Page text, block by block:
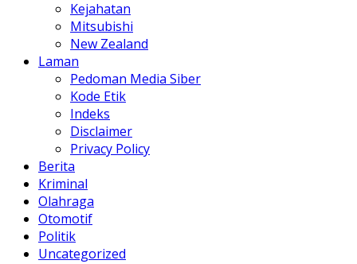
Kejahatan
Mitsubishi
New Zealand
Laman
Pedoman Media Siber
Kode Etik
Indeks
Disclaimer
Privacy Policy
Berita
Kriminal
Olahraga
Otomotif
Politik
Uncategorized